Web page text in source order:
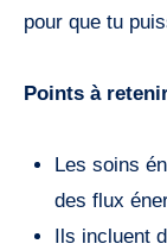
pour que tu
Points à
Les soins
des flux
Ils incluent